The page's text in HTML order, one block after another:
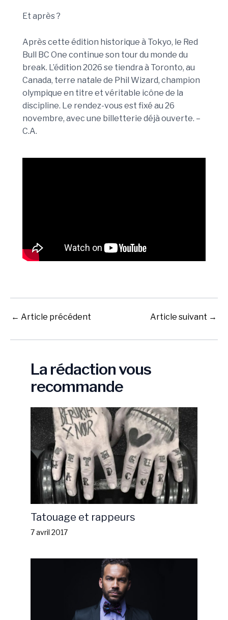
Et après ?
Après cette édition historique à Tokyo, le Red
Bull BC One continue son tour du monde du
break. L’édition 2026 se tiendra à Toronto, au
Canada, terre natale de Phil Wizard, champion
olympique en titre et véritable icône de la
discipline. Le rendez-vous est fixé au 26
novembre, avec une billetterie déjà ouverte. –
C.A.
← Article précédent Article suivant →
La rédaction vous
recommande
Tatouage et rappeurs
7 avril 2017